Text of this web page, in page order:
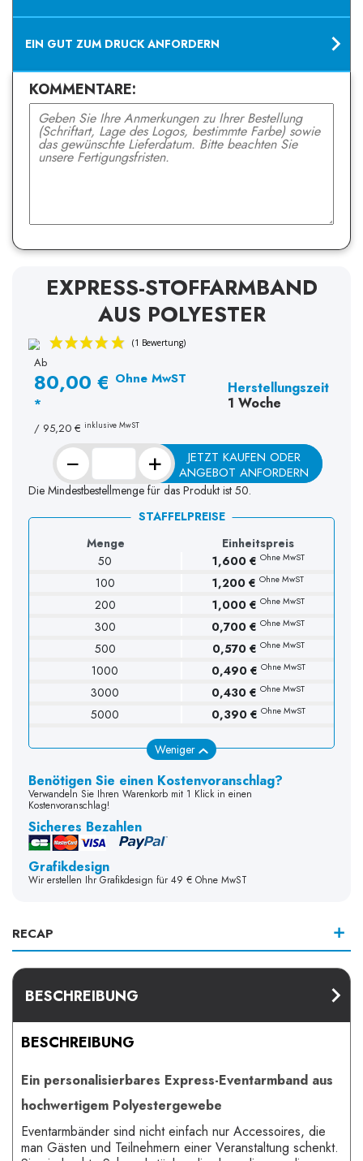
EIN GUT ZUM DRUCK ANFORDERN
KOMMENTARE:
EXPRESS-STOFFARMBAND
AUS POLYESTER
(1 Bewertung)
Ab
80,00 € Ohne MwST
*
/ 95,20 € inklusive MwST
Herstellungszeit
1 Woche
− +
JETZT KAUFEN ODER
ANGEBOT ANFORDERN
Die Mindestbestellmenge für das Produkt ist 50.
STAFFELPREISE
Menge
Einheitspreis
50
1,600 € Ohne MwST
100 1,200 € Ohne MwST
200 1,000 € Ohne MwST
300 0,700 € Ohne MwST
500 0,570 € Ohne MwST
1000 0,490 € Ohne MwST
3000 0,430 € Ohne MwST
5000 0,390 € Ohne MwST
Weniger
Benötigen Sie einen Kostenvoranschlag?
Verwandeln Sie Ihren Warenkorb mit 1 Klick in einen
Kostenvoranschlag!
Sicheres Bezahlen
Grafikdesign
Wir erstellen Ihr Grafikdesign für 49 € Ohne MwST
RECAP
BESCHREIBUNG
BESCHREIBUNG
Ein personalisierbares Express-Eventarmband aus
hochwertigem Polyestergewebe
Eventarmbänder sind nicht einfach nur Accessoires, die
man Gästen und Teilnehmern einer Veranstaltung schenkt.